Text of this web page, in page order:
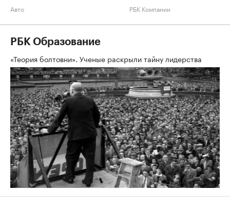
Авто РБК Компании
РБК Образование
«Теория болтовни». Ученые раскрыли тайну лидерства